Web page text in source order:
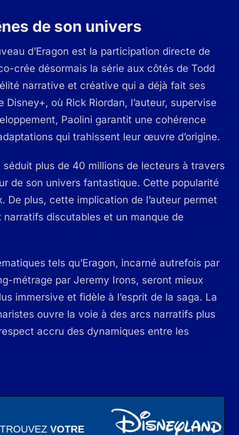
de son univers
d’Eragon est la participation directe de
crée désormais la série aux côtés de Todd
narrative et créative qui a déjà fait ses
où Rick Riordan, l’auteur, supervise
Paolini garantit une cohérence
qui trahissent leur œuvre d’origine.
plus de 40 millions de lecteurs à travers
de son univers fantastique. Cette popularité
plus, cette implication de l’auteur permet
discutables et un manque de
tels qu’Eragon, incarné autrefois par
métrage par Jeremy Irons, seront mieux
immersive et fidèle à l’esprit de la saga. La
ouvre la voie à des arcs narratifs plus
accru des dynamiques entre les